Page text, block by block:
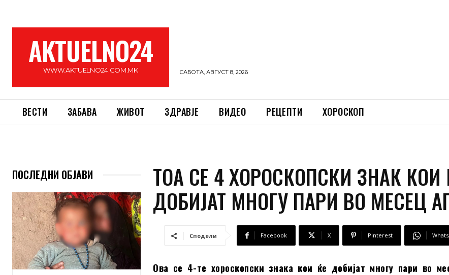
AKTUELNO24
WWW.AKTUELNO24.COM.MK САБОТА, АВГУСТ 8, 2026
ВЕСТИ ЗАБАВА ЖИВОТ ЗДРАВЈЕ ВИДЕО РЕЦЕПТИ ХОРОСКОП
ПОСЛЕДНИ ОБЈАВИ
ТОА СЕ 4 ХОРОСКОПСКИ ЗНАК КОИ
ДОБИЈАТ МНОГУ ПАРИ ВО МЕСЕЦ
Сподели Facebook X Pinterest
Ова се 4-те хороскопски знака кои ќе добијат многу пари во